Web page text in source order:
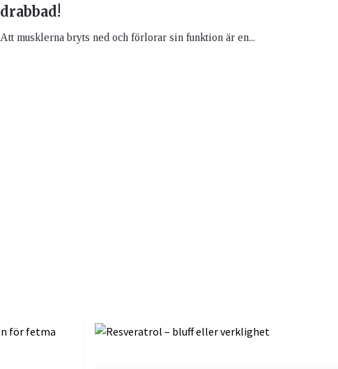
drabbad!
Att musklerna bryts ned och förlorar sin funktion är en...